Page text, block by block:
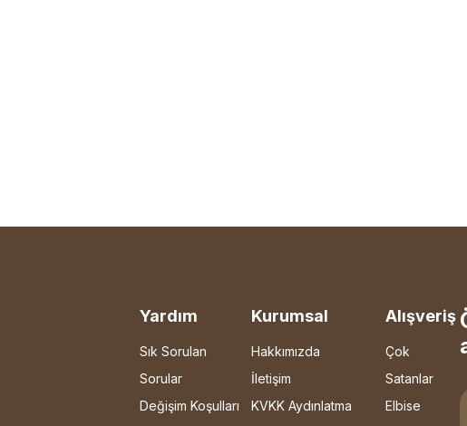
Yardım
Sık Sorulan
Sorular
Değişim Koşulları
Kurumsal
Hakkımızda
İletişim
KVKK Aydınlatma
Alışveriş
Çok
Satanlar
Elbise